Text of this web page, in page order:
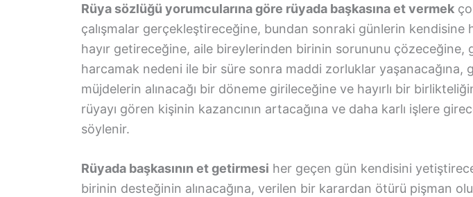
Rüya sözlüğü yorumcularına göre rüyada başkasına et vermek
çalışmalar gerçekleştireceğine, bundan sonraki günlerin kendisine
hayır getireceğine, aile bireylerinden birinin sorununu çözeceğine,
harcamak nedeni ile bir süre sonra maddi zorluklar yaşanacağına,
müjdelerin alınacağı bir döneme girileceğine ve hayırlı bir
rüyayı gören kişinin kazancının artacağına ve daha karlı işlere
söylenir.
Rüyada başkasının et getirmesi her geçen gün kendisini
birinin desteğinin alınacağına, verilen bir karardan ötürü pişman